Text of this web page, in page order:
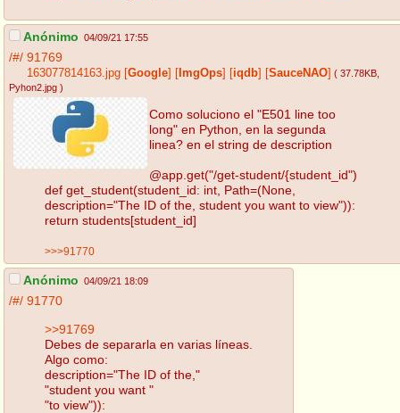
Anónimo 04/09/21 17:55
/#/ 91769
163077814163.jpg Google ImgOps iqdb SauceNAO ( 37.78KB
Pyhon2.jpg )
Como soluciono el "E501 line too
long" en Python, en la segunda
linea? en el string de description
@app.get("/get-student/{student_id")
def get_student(student_id: int, Path=(None,
description="The ID of the, student you want to view")):
return students[student_id]
>>>91770
Anónimo 04/09/21 18:09
/#/ 91770
>>91769
Debes de separarla en varias líneas.
Algo como:
description="The ID of the,"
"student you want "
"to view")):